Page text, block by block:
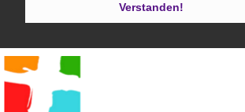
Verstanden!